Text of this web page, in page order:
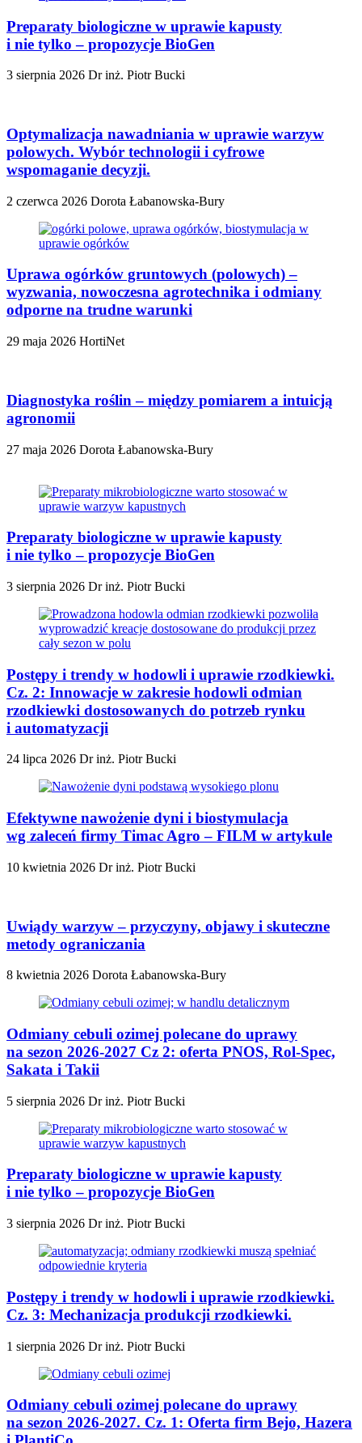
Preparaty biologiczne w uprawie kapusty
i nie tylko – propozycje BioGen
3 sierpnia 2026 Dr inż. Piotr Bucki
Optymalizacja nawadniania w uprawie warzyw
polowych. Wybór technologii i cyfrowe
wspomaganie decyzji.
2 czerwca 2026 Dorota Łabanowska-Bury
Uprawa ogórków gruntowych (polowych) –
wyzwania, nowoczesna agrotechnika i odmiany
odporne na trudne warunki
29 maja 2026 HortiNet
Diagnostyka roślin – między pomiarem a intuicją
agronomii
27 maja 2026 Dorota Łabanowska-Bury
Preparaty biologiczne w uprawie kapusty
i nie tylko – propozycje BioGen
3 sierpnia 2026 Dr inż. Piotr Bucki
Postępy i trendy w hodowli i uprawie rzodkiewki.
Cz. 2: Innowacje w zakresie hodowli odmian
rzodkiewki dostosowanych do potrzeb rynku
i automatyzacji
24 lipca 2026 Dr inż. Piotr Bucki
Efektywne nawożenie dyni i biostymulacja
wg zaleceń firmy Timac Agro – FILM w artykule
10 kwietnia 2026 Dr inż. Piotr Bucki
Uwiądy warzyw – przyczyny, objawy i skuteczne
metody ograniczania
8 kwietnia 2026 Dorota Łabanowska-Bury
Odmiany cebuli ozimej polecane do uprawy
na sezon 2026-2027 Cz 2: oferta PNOS, Rol-Spec,
Sakata i Takii
5 sierpnia 2026 Dr inż. Piotr Bucki
Preparaty biologiczne w uprawie kapusty
i nie tylko – propozycje BioGen
3 sierpnia 2026 Dr inż. Piotr Bucki
Postępy i trendy w hodowli i uprawie rzodkiewki.
Cz. 3: Mechanizacja produkcji rzodkiewki.
1 sierpnia 2026 Dr inż. Piotr Bucki
Odmiany cebuli ozimej polecane do uprawy
na sezon 2026-2027. Cz. 1: Oferta firm Bejo, Hazera